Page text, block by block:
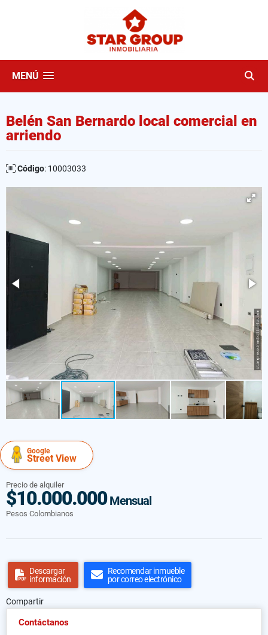
MENÚ
Belén San Bernardo local comercial en
arriendo
Código: 10003033
Google
Street View
Precio de alquiler
$10.000.000Mensual
Pesos Colombianos
Descargar
información
Recomendar inmueble
por correo electrónico
Compartir
Contáctanos